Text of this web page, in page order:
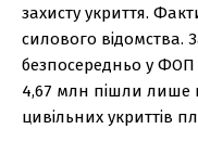
захисту укриття.
силового відомства.
безпосередньо у
4,67 млн пішли лише
цивільних укриттів